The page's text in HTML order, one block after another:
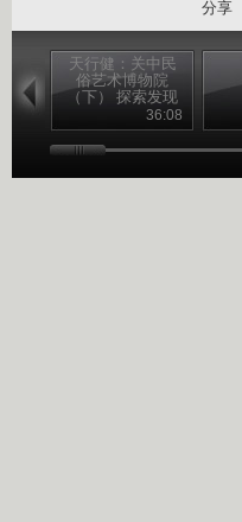
分享
天行健：关中民
俗艺术博物院
（下） 探索发现
2011022836:08